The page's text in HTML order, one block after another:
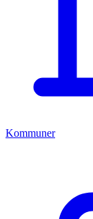
Kommuner